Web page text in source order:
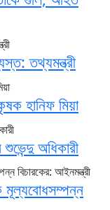
তথ্যমন্ত্রী
হানিফ মিয়া
অধিকারী
মূল্যবোধসম্পন্ন